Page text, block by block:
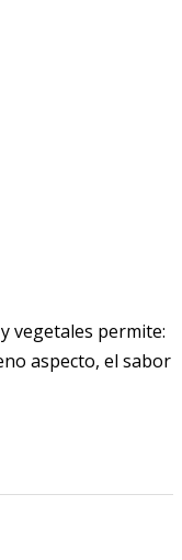
vegetales permite:
aspecto, el sabor